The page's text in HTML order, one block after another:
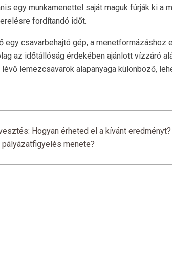
egy munkamenettel saját maguk fúrják ki a
fordítandó időt.
egy csavarbehajtó gép, a menetformázáshoz
az időtállóság érdekében ajánlott vízzáró
lemezcsavarok alapanyaga különböző,
Hogyan érheted el a kívánt eredményt?
pályázatfigyelés menete?